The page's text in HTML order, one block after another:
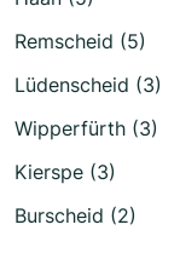
Remscheid (5)
Lüdenscheid (3)
Wipperfürth (3)
Kierspe (3)
Burscheid (2)